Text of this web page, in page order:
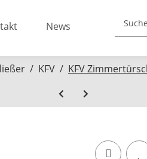
News
KFV KFV